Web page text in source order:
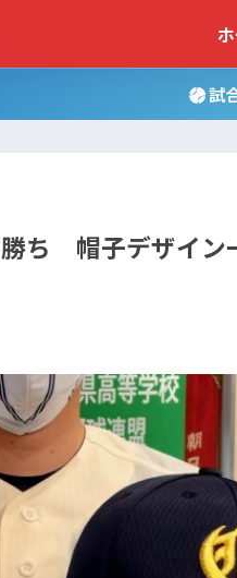
試
ち 帽子デザイン